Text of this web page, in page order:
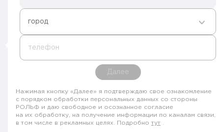
город
телефон
Далее
Нажимая кнопку «Далее» я подтверждаю свое ознакомление
с порядком обработки персональных данных со стороны
РОЛЬФ и даю свободное и осознанное согласие
на их обработку, на получение информации по каналам связи,
в том числе в рекламных целях. Подробно тут